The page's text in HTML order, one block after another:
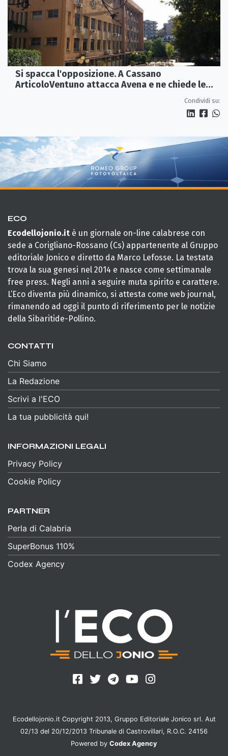
Si spacca l'opposizione. A Cassano
ArticoloVentuno attacca Avena e ne chiede le
Condividi su:
ECO
Ecodellojonio.it è un giornale on-line calabrese con
sede a Corigliano-Rossano (Cs) appartenente al Gruppo
editoriale Jonico e diretto da Marco Lefosse. La testata
trova la sua genesi nel 2014 e nasce come settimanale
free press. Negli anni a seguire muta spirito e carattere.
L’Eco diventa più dinamico, si attesta come web journal,
rimanendo ad oggi il punto di riferimento per le notizie
della Sibaritide-Pollino.
CONTATTI
Chi Siamo
La Redazione
Scrivi a l'ECO
La tua pubblicità qui!
INFORMAZIONI LEGALI
Privacy Policy
Cookie Policy
PARTNER
Perla di Calabria
SuperBonus 110%
Codex Agency
Ecodellojonio.it Copyright 2013, Gruppo Editoriale Jonico srl. Aut
02/13 del 20/12/2013 Tribunale di Castrovillari, R.O.C. 24156
Powered by Codex Agency